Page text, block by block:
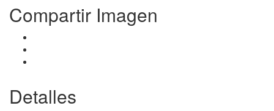
Compartir Imagen
Detalles